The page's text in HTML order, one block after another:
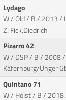
Lydago
W / Old / B / 2013 /
Z: Fick,Diedrich
Pizarro 42
W / DSP / B / 2008
Käfernburg/Unger
Quintano 71
W / Holst / B / 2018